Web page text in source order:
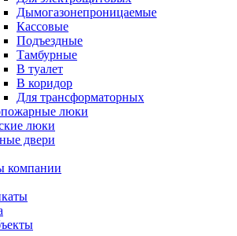
Дымогазонепроницаемые
Кассовые
Подъездные
Тамбурные
В туалет
В коридор
Для трансформаторных
люки
люки
двери
компании